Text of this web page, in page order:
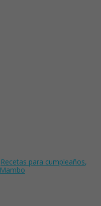
Recetas para cumpleaños,
Mambo